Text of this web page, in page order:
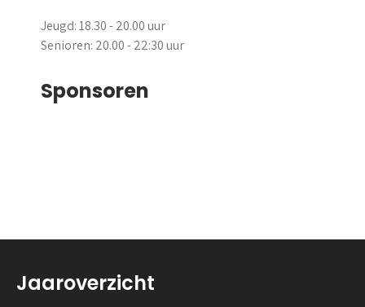
Jeugd: 18.30 - 20.00 uur
Senioren: 20.00 - 22:30 uur
Sponsoren
Jaaroverzicht